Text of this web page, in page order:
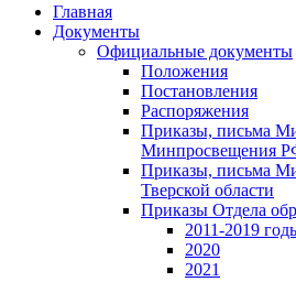
Главная
Документы
Официальные документы
Положения
Постановления
Распоряжения
Приказы, письма
Минпросвещения
Приказы, письма
Тверской области
Приказы Отдела
2011-2019
2020
2021